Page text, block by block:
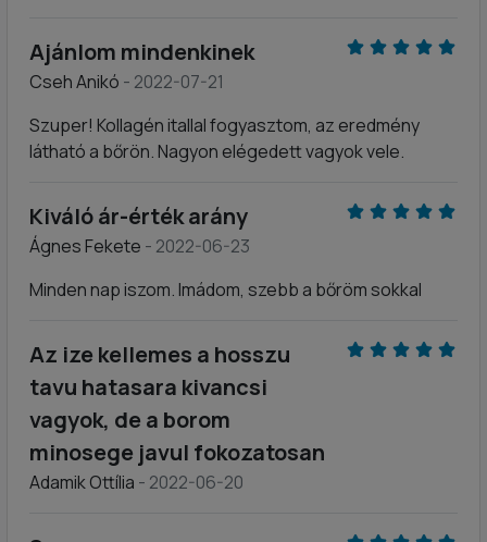
Ajánlom mindenkinek
Cseh Anikó - 2022-07-21
Szuper! Kollagén itallal fogyasztom, az eredmény
látható a bőrön. Nagyon elégedett vagyok vele.
Kiváló ár-érték arány
Ágnes Fekete - 2022-06-23
Minden nap iszom. Imádom, szebb a bőröm sokkal
Az ize kellemes a hosszu
tavu hatasara kivancsi
vagyok, de a borom
minosege javul fokozatosan
Adamik Ottília - 2022-06-20